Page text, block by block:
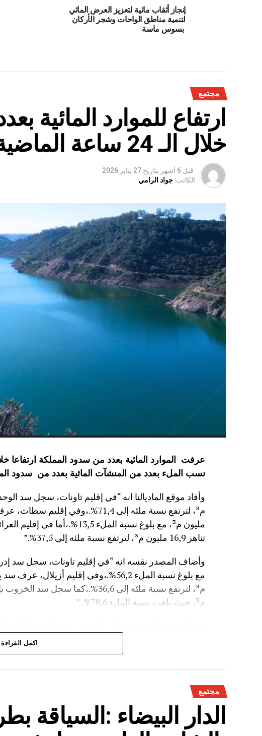
إنجاز أثقاب مائية لتعزيز العرض المائي
لتنمية مناطق الواحات وشجر الأركان
بسوس ماسة
مجتمع
ارتفاع للموارد المائية
خلال الـ 24 ساعة الماضية
قبل 6 أشهر بتاريخ 27 يناير 2026
الكاتب: جواد الرامي
نسب الملء بعدد من المنشآت المائية بعدد من سدود
مليون م³، مع بلوغ نسبة الملء
تناهز 16,9 مليون م³، لترتفع نسبة ملئه إلى 37,5%.”
م³، حيث بلغت نسبة الملء 78,6%..”
اكمل القراءة
مجتمع
الدار البيضاء :السياقة